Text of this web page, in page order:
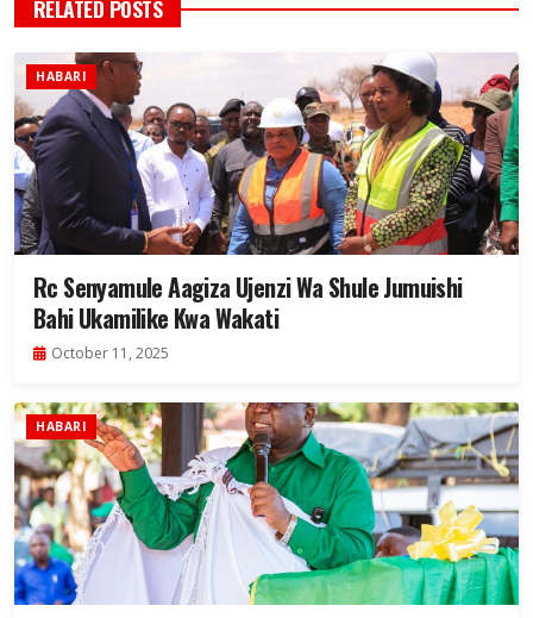
RELATED POSTS
HABARI
Rc Senyamule Aagiza Ujenzi Wa Shule Jumuishi
Bahi Ukamilike Kwa Wakati
October 11, 2025
HABARI